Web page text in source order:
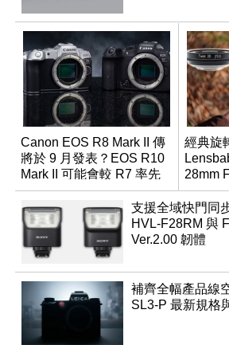
Canon EOS R8 Mark II 傳
將於 9 月發表？EOS R10
Mark II 可能會較 R7 率先
推出
經典旋
28mm
乾鏡
支援全域快門同
HVL-F28RM 與
Ver.2.00 韌體
補齊全幅產品線
SL3-P 最新規格